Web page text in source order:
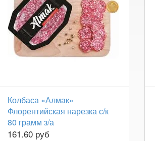
Колбаса «Алмак»
Флорентийская нарезка с/к
80 грамм з/а
161.60 руб